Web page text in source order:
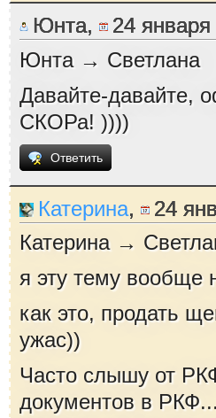
Юнта,
24
Юнта → Светлана
Давайте-давайте,
СКОРа! ))))
Ответить
Катерина,
24
Катерина →
я эту тему вообще
как это, продать
ужас))
Часто слышу от
документов в